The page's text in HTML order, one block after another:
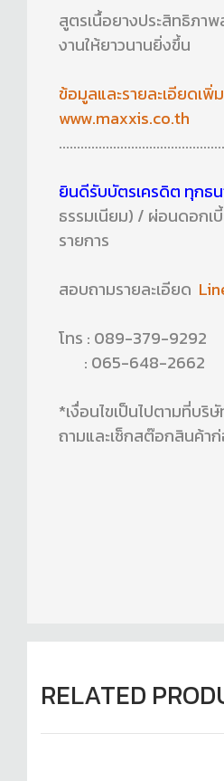
สูตรเนื้อยางประสิทธิภา
งานให้ยาวนานยิ่งขึ้น
ข้อมูลและรายละเอียดเพิ่
www.maxxis.co.th
ยินดีรับบัตรเครดิต ทุกธน
ธรรมเนียม) / ผ่อนดอกเ
รายการ
สอบถามรายละเอียด
โทร : 089-379-9292
: 065-648-2662
*เงื่อนไขเป็นไปตามที่บ
ถามและเช็กสต๊อกสินค้าก่
RELATED